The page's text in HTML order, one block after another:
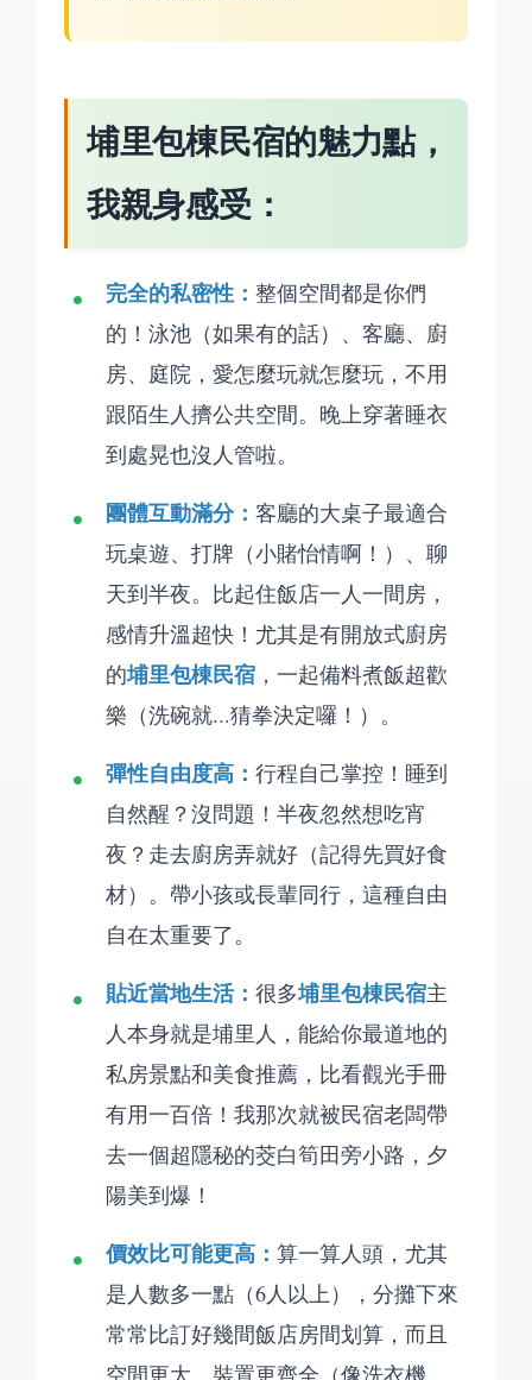
埔里包棟民宿的魅力點，
我親身感受：
完全的私密性： 整個空間都是你們
的！泳池（如果有的話）、客廳、廚
房、庭院，愛怎麼玩就怎麼玩，不用
跟陌生人擠公共空間。晚上穿著睡衣
到處晃也沒人管啦。
團體互動滿分： 客廳的大桌子最適合
玩桌遊、打牌（小賭怡情啊！）、聊
天到半夜。比起住飯店一人一間房，
感情升溫超快！尤其是有開放式廚房
的埔里包棟民宿 ，一起備料煮飯超歡
樂（洗碗就...猜拳決定囉！）。
彈性自由度高： 行程自己掌控！睡到
自然醒？沒問題！半夜忽然想吃宵
夜？走去廚房弄就好（記得先買好食
材）。帶小孩或長輩同行，這種自由
自在太重要了。
貼近當地生活： 很多埔里包棟民宿主
人本身就是埔里人，能給你最道地的
私房景點和美食推薦，比看觀光手冊
有用一百倍！我那次就被民宿老闆帶
去一個超隱秘的茭白筍田旁小路，夕
陽美到爆！
價效比可能更高： 算一算人頭，尤其
是人數多一點（6人以上），分攤下來
常常比訂好幾間飯店房間划算，而且
空間更大、裝置更齊全（像洗衣機、